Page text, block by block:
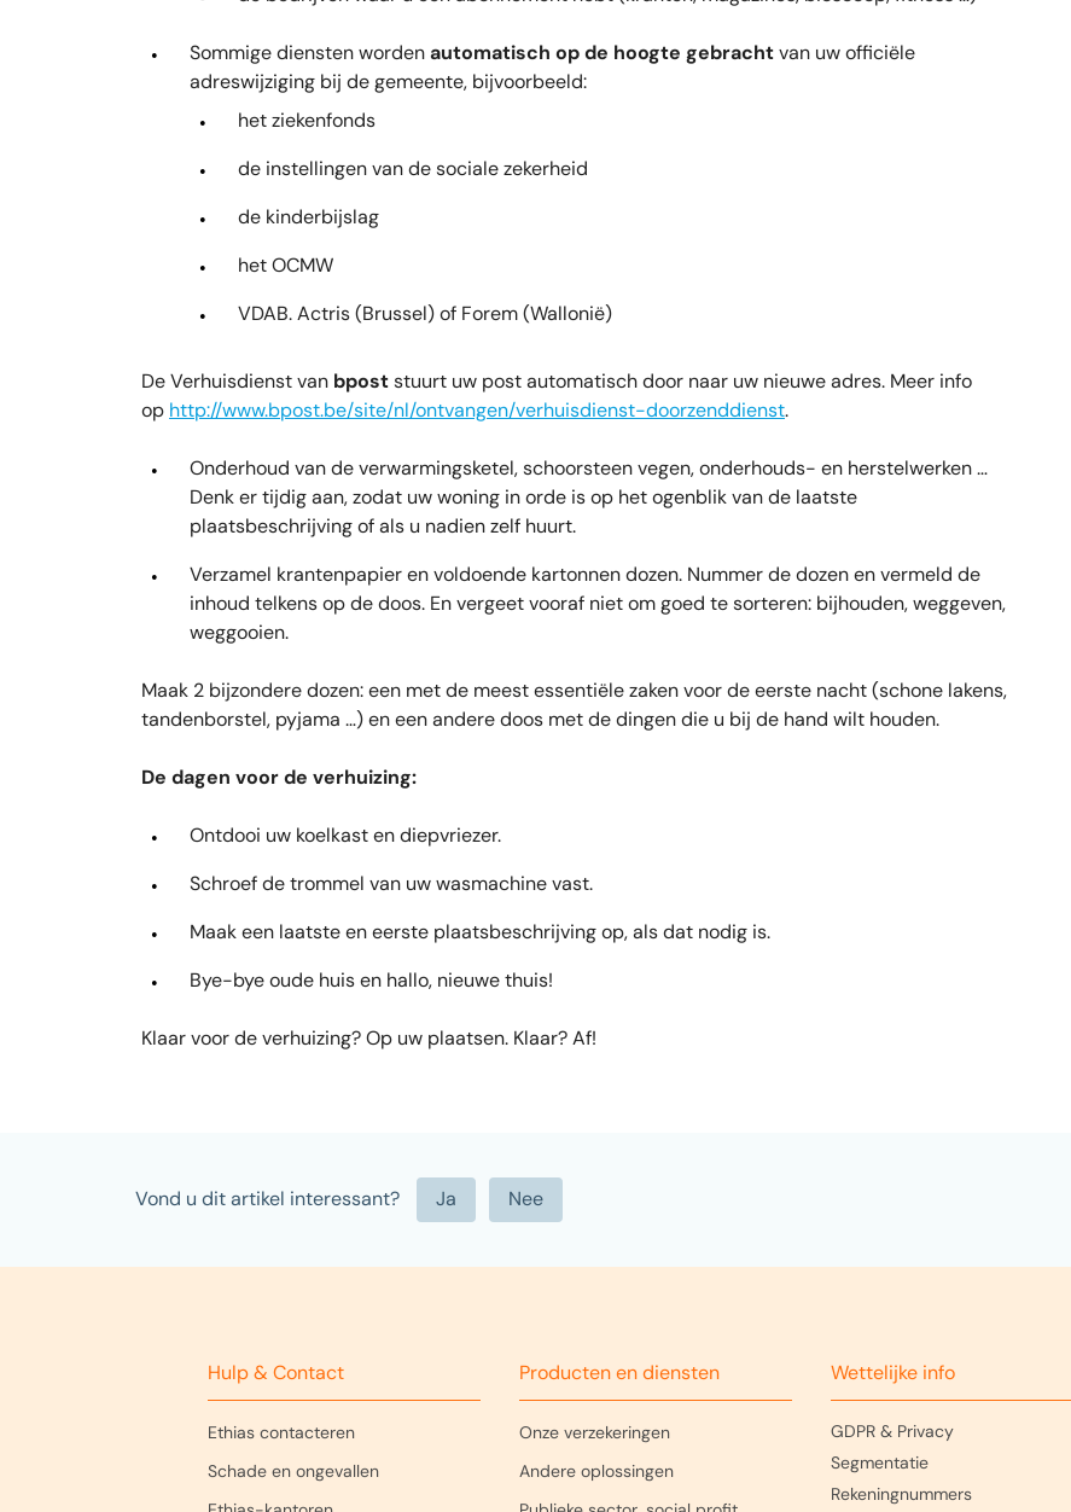
Sommige diensten wordenautomatisch op de hoogte gebrachtvan uw officiële
adreswijziging bij de gemeente, bijvoorbeeld:
het ziekenfonds
de instellingen van de sociale zekerheid
de kinderbijslag
het OCMW
VDAB. Actris (Brussel) of Forem (Wallonië)
De Verhuisdienst van bpoststuurt uw post automatisch door naar uw nieuwe adres. Meer info
op http://www.bpost.be/site/nl/ontvangen/verhuisdienst-doorzenddienst.
Onderhoud van de verwarmingsketel, schoorsteen vegen, onderhouds- en herstelwerken …
Denk er tijdig aan, zodat uw woning in orde is op het ogenblik van de laatste
plaatsbeschrijving of als u nadien zelf huurt.
Verzamel krantenpapier en voldoende kartonnen dozen. Nummer de dozen en vermeld de
inhoud telkens op de doos. En vergeet vooraf niet om goed te sorteren: bijhouden, weggeven,
weggooien.
Maak 2 bijzondere dozen: een met de meest essentiële zaken voor de eerste nacht (schone lakens,
tandenborstel, pyjama …) en een andere doos met de dingen die u bij de hand wilt houden.
De dagen voor de verhuizing:
Ontdooi uw koelkast en diepvriezer.
Schroef de trommel van uw wasmachine vast.
Maak een laatste en eerste plaatsbeschrijving op, als dat nodig is.
Bye-bye oude huis en hallo, nieuwe thuis!
Klaar voor de verhuizing? Op uw plaatsen. Klaar? Af!
Vond u dit artikel interessant?
Hulp & Contact
Ethias contacteren
Schade en ongevallen
Producten en diensten
Onze verzekeringen
Andere oplossingen
Wettelijke info
GDPR & Privacy
Segmentatie
Rekeningnummers